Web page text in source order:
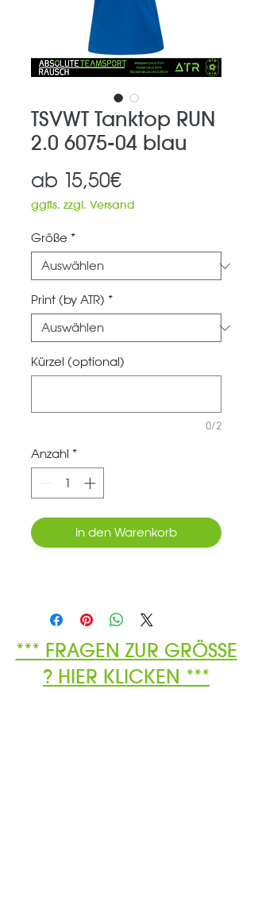
TSVWT Tanktop RUN
2.0 6075-04 blau
ab 15,50€Sale-
Preis
ggfls. zzgl. Versand
Größe *
Print (by ATR) *
Kürzel (optional)
0/2
Anzahl *
In den Warenkorb
*** FRAGEN ZUR GRÖSSE
? HIER KLICKEN ***